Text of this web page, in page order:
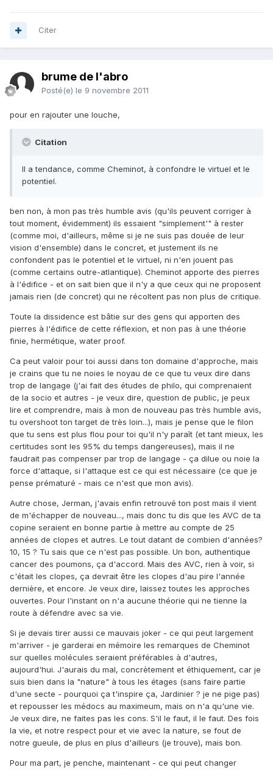
Citer
brume de l'abro
Posté(e) le 9 novembre 2011
pour en rajouter une louche,
Citation
Il a tendance, comme Cheminot, à confondre le virtuel et le
potentiel.
ben non, à mon pas très humble avis (qu'ils peuvent corriger à
tout moment, évidemment) ils essaient "simplement'" à rester
(comme moi, d'ailleurs, même si je ne suis pas douée de leur
vision d'ensemble) dans le concret, et justement ils ne
confondent pas le potentiel et le virtuel, ni n'en jouent pas
(comme certains outre-atlantique). Cheminot apporte des pierres
à l'édifice - et on sait bien que il n'y a que ceux qui ne proposent
jamais rien (de concret) qui ne récoltent pas non plus de critique.
Toute la dissidence est bâtie sur des gens qui apporten des
pierres à l'édifice de cette réflexion, et non pas à une théorie
finie, hermétique, water proof.
Ca peut valoir pour toi aussi dans ton domaine d'approche, mais
je crains que tu ne noies le noyau de ce que tu veux dire dans
trop de langage (j'ai fait des études de philo, qui comprenaient
de la socio et autres - je veux dire, question de public, je peux
lire et comprendre, mais à mon de nouveau pas très humble avis,
tu overshoot ton target de très loin...), mais je pense que le filon
que tu sens est plus flou pour toi qu'il n'y paraît (et tant mieux, les
certitudes sont les 95% du temps dangereuses), mais il ne
faudrait pas compenser par trop de langage - ça dilue ou noie la
force d'attaque, si l'attaque est ce qui est nécessaire (ce que je
pense prématuré - mais ce n'est que mon avis).
Autre chose, Jerman, j'avais enfin retrouvé ton post mais il vient
de m'échapper de nouveau..., mais donc tu dis que les AVC de ta
copine seraient en bonne partie à mettre au compte de 25
années de clopes et autres. Le tout datant de combien d'années?
10, 15 ? Tu sais que ce n'est pas possible. Un bon, authentique
cancer des poumons, ça d'accord. Mais des AVC, rien à voir, si
c'était les clopes, ça devrait être les clopes d'au pire l'année
dernière, et encore. Je veux dire, laissez toutes les approches
ouvertes. Pour l'instant on n'a aucune théorie qui ne tienne la
route à défendre avec sa vie.
Si je devais tirer aussi ce mauvais joker - ce qui peut largement
m'arriver - je garderai en mémoire les remarques de Cheminot
sur quelles molécules seraient préférables à d'autres,
aujourd'hui. J'aurais du mal, concrètement et éthiquement, car je
suis bien dans la "nature" à tous les étages (sans faire partie
d'une secte - pourquoi ça t'inspire ça, Jardinier ? je ne pige pas)
et repousser les médocs au maximeum, mais on n'a qu'une vie.
Je veux dire, ne faites pas les cons. S'il le faut, il le faut. Des fois
la vie, et notre respect pour et vie avec la nature, se fout de
notre gueule, de plus en plus d'ailleurs (je trouve), mais bon.
Pour ma part, je penche, maintenant - ce qui peut changer